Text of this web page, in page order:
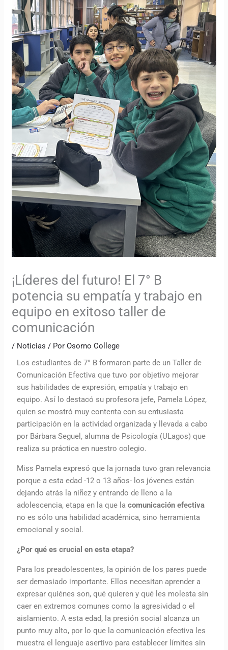
¡Líderes del futuro! El 7° B
potencia su empatía y trabajo en
equipo en exitoso taller de
comunicación
/ Noticias / PorOsorno College
Los estudiantes de 7° B formaron parte de un Taller de
Comunicación Efectiva que tuvo por objetivo mejorar
sus habilidades de expresión, empatía y trabajo en
equipo. Así lo destacó su profesora jefe, Pamela López,
quien se mostró muy contenta con su entusiasta
participación en la actividad organizada y llevada a cabo
por Bárbara Seguel, alumna de Psicología (ULagos) que
realiza su práctica en nuestro colegio.
Miss Pamela expresó que la jornada tuvo gran relevancia
porque a esta edad -12 o 13 años- los jóvenes están
dejando atrás la niñez y entrando de lleno a la
adolescencia, etapa en la que lacomunicación efectiva
no es sólo una habilidad académica, sino herramienta
emocional y social.
¿Por qué es crucial en esta etapa?
Para los preadolescentes, la opinión de los pares puede
ser demasiado importante. Ellos necesitan aprender a
expresar quiénes son, qué quieren y qué les molesta sin
caer en extremos comunes como la agresividad o el
aislamiento. A esta edad, la presión social alcanza un
punto muy alto, por lo que la comunicación efectiva les
muestra el lenguaje asertivo para establecer límites sin